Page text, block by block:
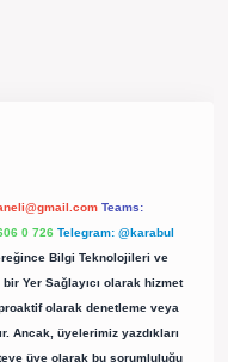
Teams:
0 726 Telegram: @karabul
Bilgi Teknolojileri ve
Yer Sağlayıcı olarak hizmet
olarak denetleme veya
Ancak, üyelerimiz yazdıkları
üye olarak bu sorumluluğu